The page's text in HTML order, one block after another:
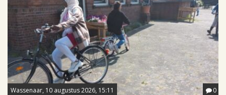
Wassenaar, 10 augustus 2026, 15:11 0